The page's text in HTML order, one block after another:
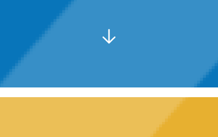
PRÉSIDENT :